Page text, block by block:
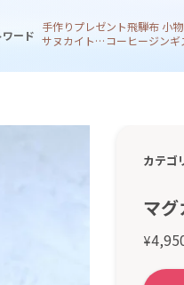
ード
手作りプレゼント飛騨布 小物
サヌカイト 風鈴コーヒージンギ
カテゴ
マグ
¥